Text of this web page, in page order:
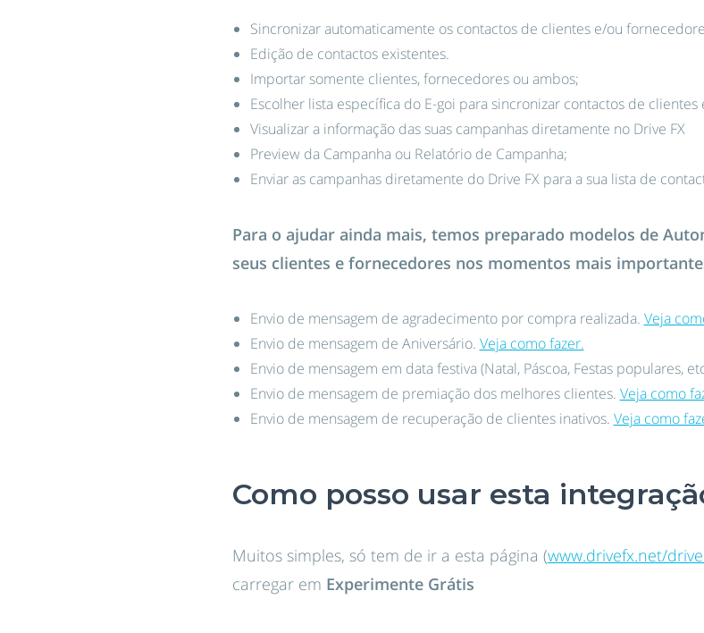
Sincronizar automaticamente os contactos de clientes e/ou
Edição de contactos existentes.
Importar somente clientes, fornecedores ou ambos;
Escolher lista específica do E-goi para sincronizar contactos de
Visualizar a informação das suas campanhas diretamente no Drive FX
Preview da Campanha ou Relatório de Campanha;
Enviar as campanhas diretamente do Drive FX para a sua lista de
Para o ajudar ainda mais, temos preparado modelos de
seus clientes e fornecedores nos momentos mais
Envio de mensagem de agradecimento por compra realizada. Veja
Envio de mensagem de Aniversário. Veja como fazer.
Envio de mensagem em data festiva (Natal, Páscoa, Festas populares,
Envio de mensagem de premiação dos melhores clientes. Veja como
Envio de mensagem de recuperação de clientes inativos. Veja como
Como posso usar esta
Muitos simples, só tem de ir a esta página (www.drivefx.net/
carregar em Experimente Grátis